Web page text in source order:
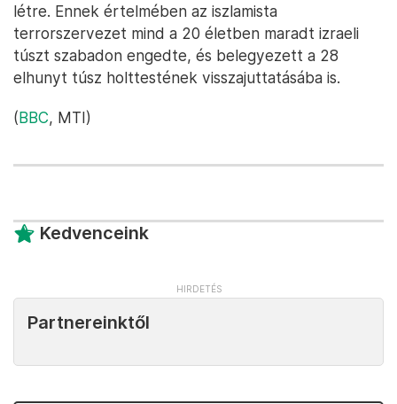
létre. Ennek értelmében az iszlamista
terrorszervezet mind a 20 életben maradt izraeli
túszt szabadon engedte, és belegyezett a 28
elhunyt túsz holttestének visszajuttatásába is.
(BBC, MTI)
Kedvenceink
Partnereinktől